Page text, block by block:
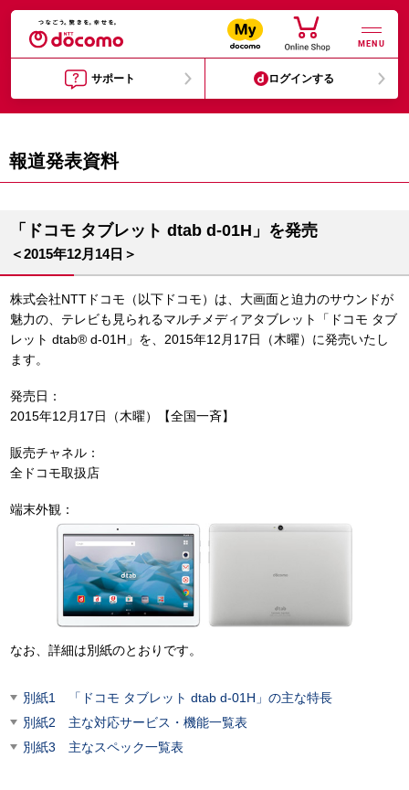
MENU
サポート ログインする
報道発表資料
「ドコモ タブレット dtab d-01H」を発売
＜2015年12月14日＞
株式会社NTTドコモ（以下ドコモ）は、大画面と迫力のサウンドが
魅力の、テレビも見られるマルチメディアタブレット「ドコモ タブ
レット dtab® d-01H」を、2015年12月17日（木曜）に発売いたし
ます。
発売日：
2015年12月17日（木曜）【全国一斉】
販売チャネル：
全ドコモ取扱店
端末外観：
なお、詳細は別紙のとおりです。
別紙1 「ドコモ タブレット dtab d-01H」の主な特長
別紙2 主な対応サービス・機能一覧表
別紙3 主なスペック一覧表